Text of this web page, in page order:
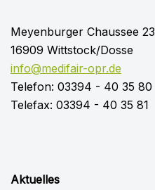
Meyenburger Chaussee 23
16909 Wittstock/Dosse
info@medifair-opr.de
Telefon: 03394 - 40 35 80
Telefax: 03394 - 40 35 81
Aktuelles